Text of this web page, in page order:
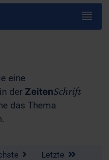
eine
der ZeitenSchrift
das Thema
Letzte